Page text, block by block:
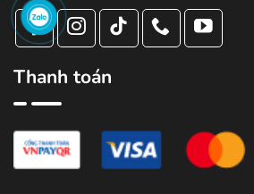
Thanh toán